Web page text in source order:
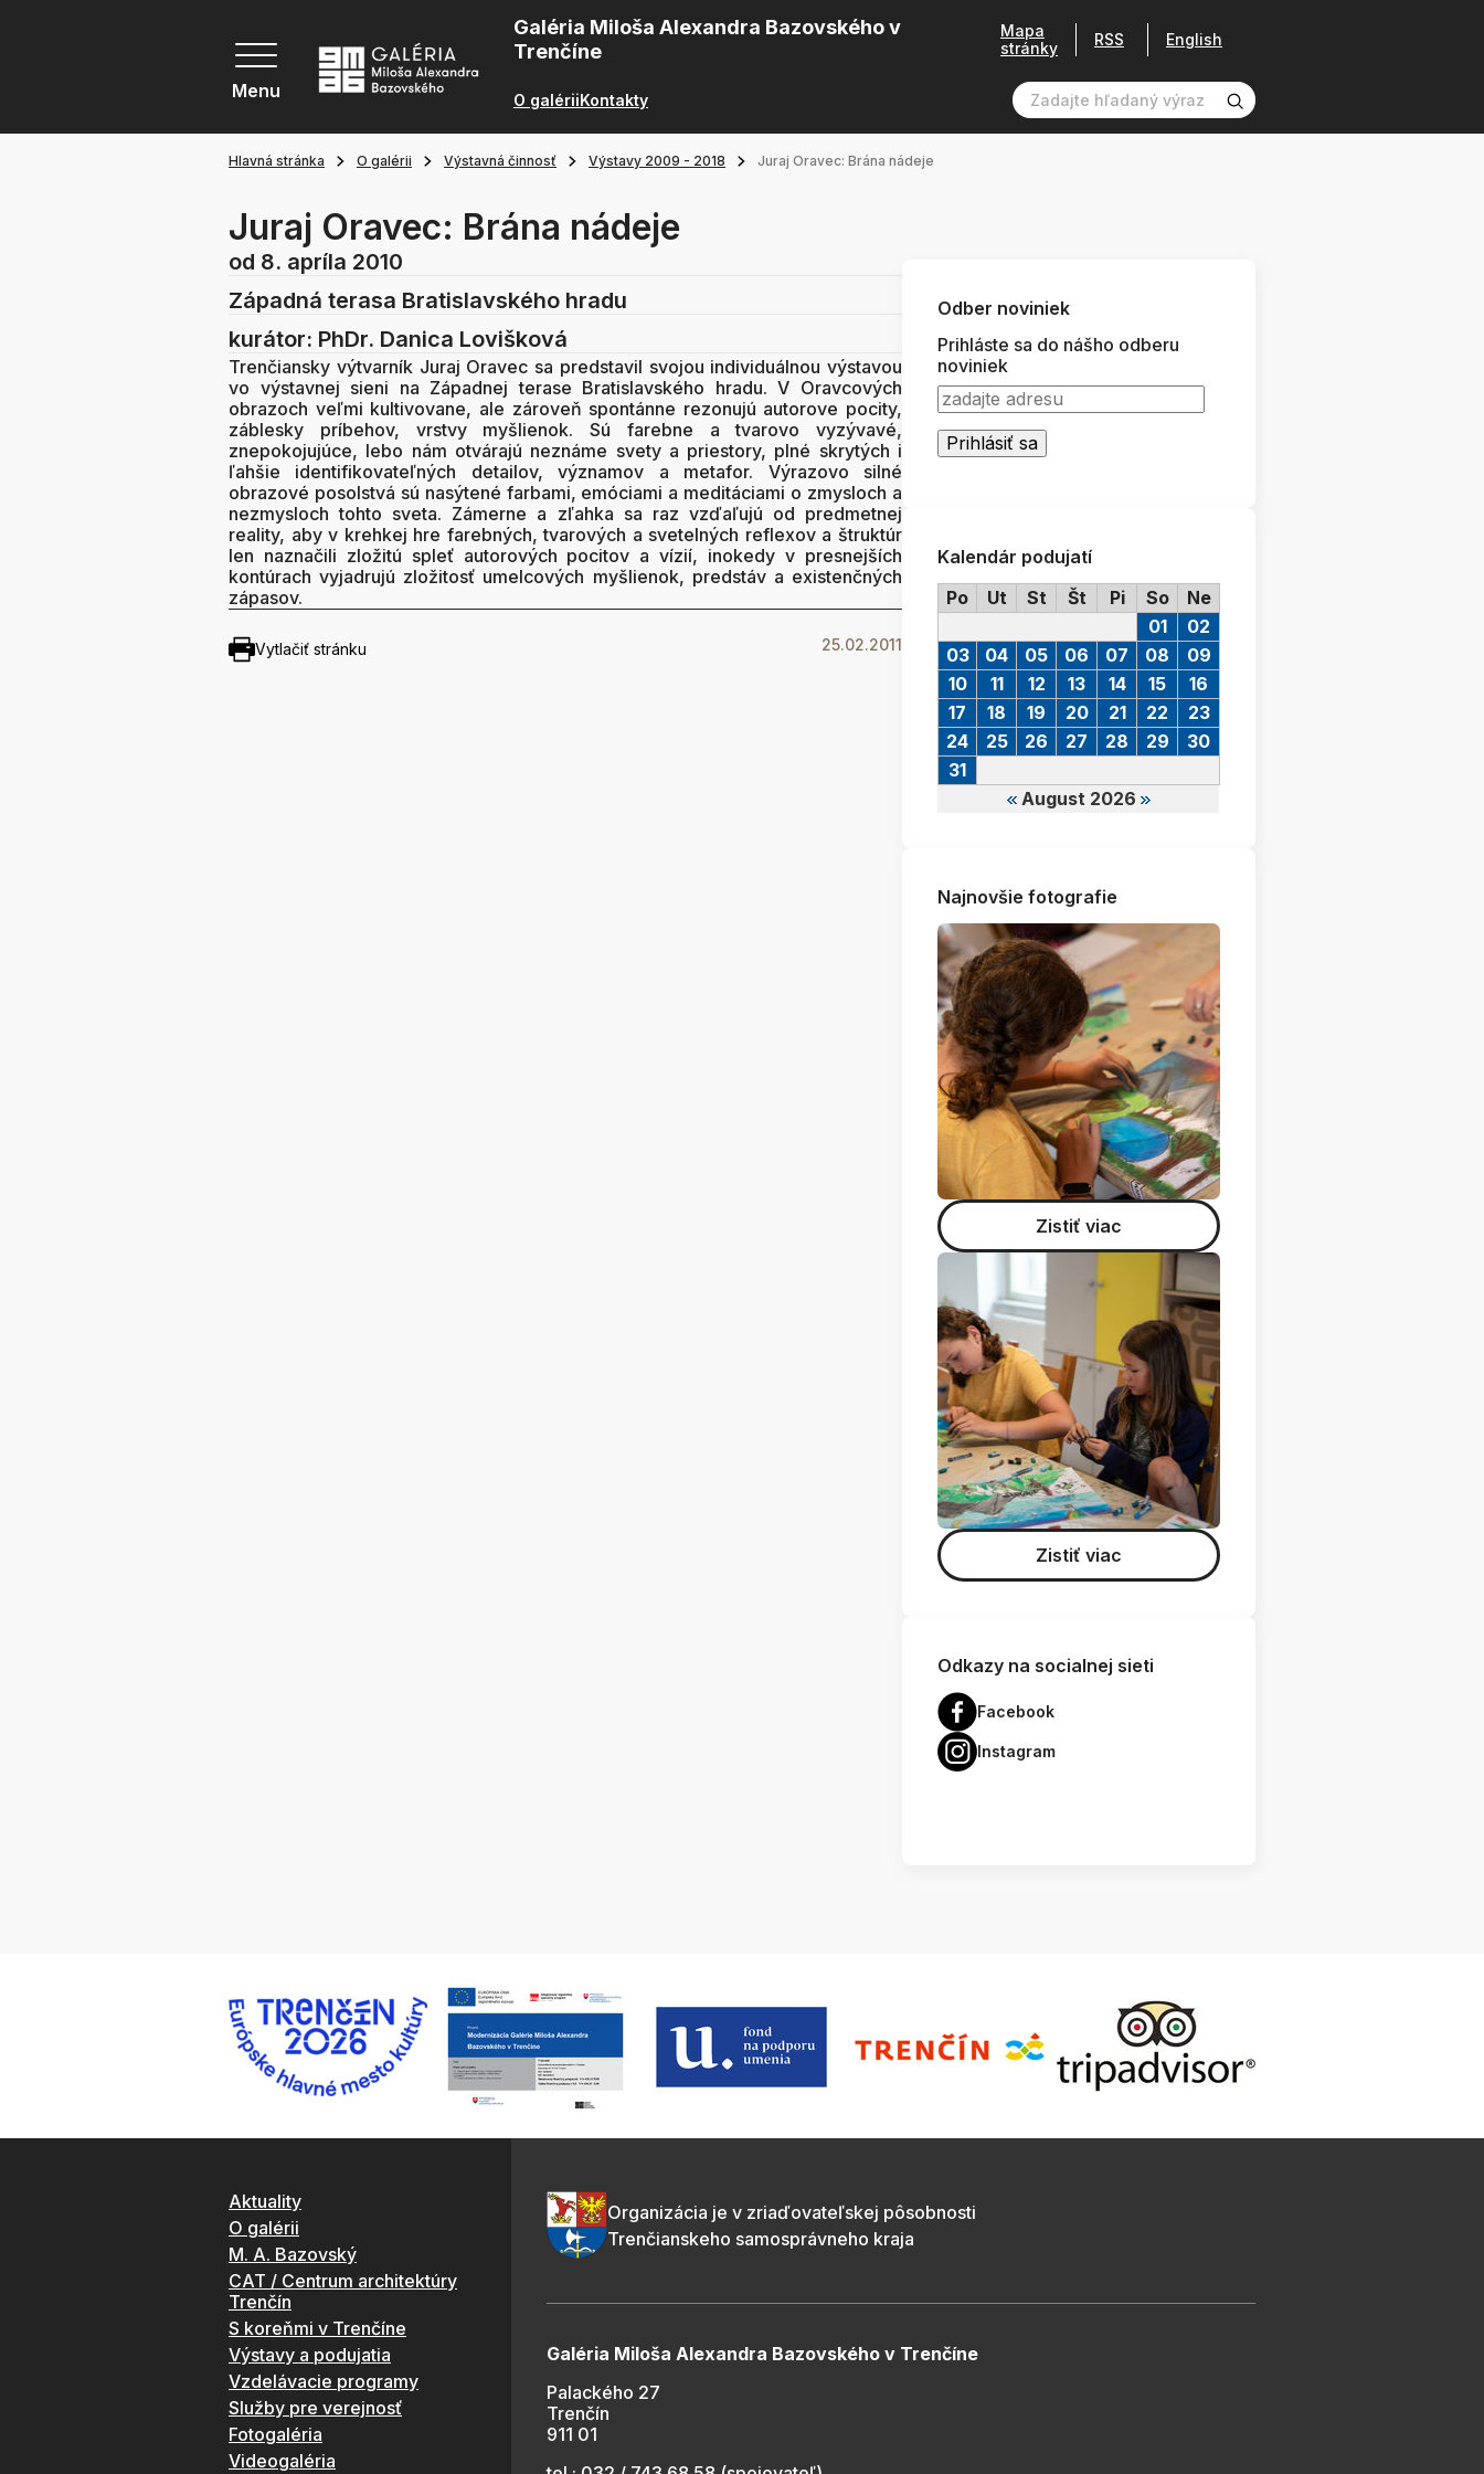
Menu
Galéria Miloša Alexandra Bazovského v
Trenčíne
O galériiKontakty
Mapa
stránky
RSS English
Hlavná stránka O galérii Výstavná činnosť Výstavy 2009 - 2018 Juraj Oravec: Brána nádeje
Juraj Oravec: Brána nádeje
od 8. apríla 2010
Západná terasa Bratislavského hradu
kurátor: PhDr. Danica Lovišková
Trenčiansky výtvarník Juraj Oravec sa predstavil svojou individuálnou výstavou
vo výstavnej sieni na Západnej terase Bratislavského hradu. V Oravcových
obrazoch veľmi kultivovane, ale zároveň spontánne rezonujú autorove pocity,
záblesky príbehov, vrstvy myšlienok. Sú farebne a tvarovo vyzývavé,
znepokojujúce, lebo nám otvárajú neznáme svety a priestory, plné skrytých i
ľahšie identifikovateľných detailov, významov a metafor. Výrazovo silné
obrazové posolstvá sú nasýtené farbami, emóciami a meditáciami o zmysloch a
nezmysloch tohto sveta. Zámerne a zľahka sa raz vzďaľujú od predmetnej
reality, aby v krehkej hre farebných, tvarových a svetelných reflexov a štruktúr
len naznačili zložitú spleť autorových pocitov a vízií, inokedy v presnejších
kontúrach vyjadrujú zložitosť umelcových myšlienok, predstáv a existenčných
zápasov.
Vytlačiť stránku 25.02.2011
Odber noviniek
Prihláste sa do nášho odberu
noviniek
Kalendár podujatí
Po
Ut St Št Pi So Ne
August 2026
01
02
03
04 05 06 07 08
09
10
11 12 13 14 15
16
17
18 19 20 21 22
23
24
25 26 27 28 29
30
31
Najnovšie fotografie
Zistiť viac
Zistiť viac
Odkazy na socialnej sieti
Facebook
Instagram
Aktuality
O galérii
M. A. Bazovský
CAT / Centrum architektúry
Trenčín
S koreňmi v Trenčíne
Výstavy a podujatia
Vzdelávacie programy
Služby pre verejnosť
Fotogaléria
Videogaléria
Organizácia je v zriaďovateľskej pôsobnosti
Trenčianskeho samosprávneho kraja
Galéria Miloša Alexandra Bazovského v Trenčíne
Palackého 27
Trenčín
911 01